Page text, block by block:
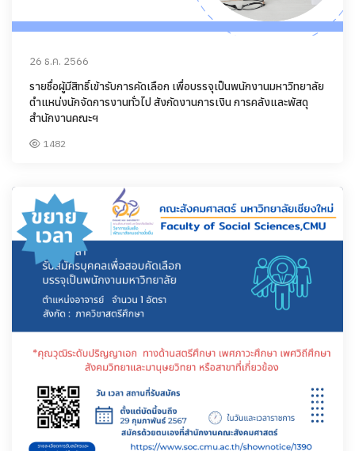
26 ธ.ค. 2566
รายชื่อผู้มีสิทธิ์เข้ารับการคัดเลือก เพื่อบรรจุเป็นพนักงานมหาวิทยาลัย
ตำแหน่งนักจัดการงานทั่วไป สังกัดงานการเงิน การคลังและพัสดุ
สำนักงานคณะฯ
1482